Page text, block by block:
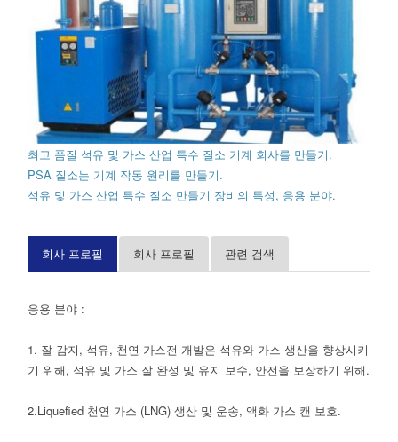
최고 품질 석유 및 가스 산업 특수 질소 기계 회사를 만들기.
PSA 질소는 기계 작동 원리를 만들기.
석유 및 가스 산업 특수 질소 만들기 장비의 특성, 응용 분야.
회사 프로필 회사 프로필 관련 검색
응용 분야 :
1. 잘 감지, 석유, 천연 가스전 개발은 석유와 가스 생산을 향상시키
기 위해, 석유 및 가스 잘 완성 및 유지 보수, 안전을 보장하기 위해.
2.Liquefied 천연 가스 (LNG) 생산 및 운송, 액화 가스 캔 보호.